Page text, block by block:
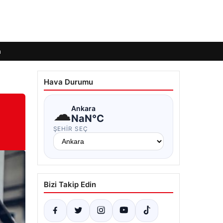
Hava Durumu
☁Ankara
NaN°C
ŞEHIR SEÇ
Bizi Takip Edin